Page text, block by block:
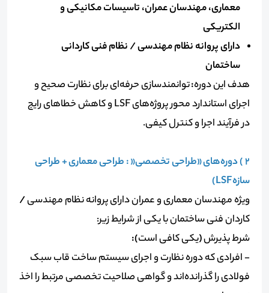
معماری، مهندسان عمران، تاسیسات مکانیکی و
الکتریکی
دارای پروانه نظام مهندسی / نظام فنی کاردانی
ساختمان
هدف این دوره:توانمندسازی حرفه‌ای برای نظارت صحیح و
اجرای استاندارد محور پروژه‌های LSF و کاهش خطاهای رایج
در فرآیند اجرا و کنترل کیفی.
2 ) دوره‌های «طراحی تخصصی« : طراحی معماری + طراحی
سازهLSF)
ویژه مهندسان معماری و عمران دارای پروانه نظام مهندسی/
کاردان فنی ساختمان با یکی از شرایط زیر:
شرط پذیرش(یکی کافی است):
- افرادی که دوره نظارت و اجرای سیستم ساخت قاب سبک
فولادی را گذرانده‌اند و گواهی صلاحیت تخصصی مرتبط را اخذ